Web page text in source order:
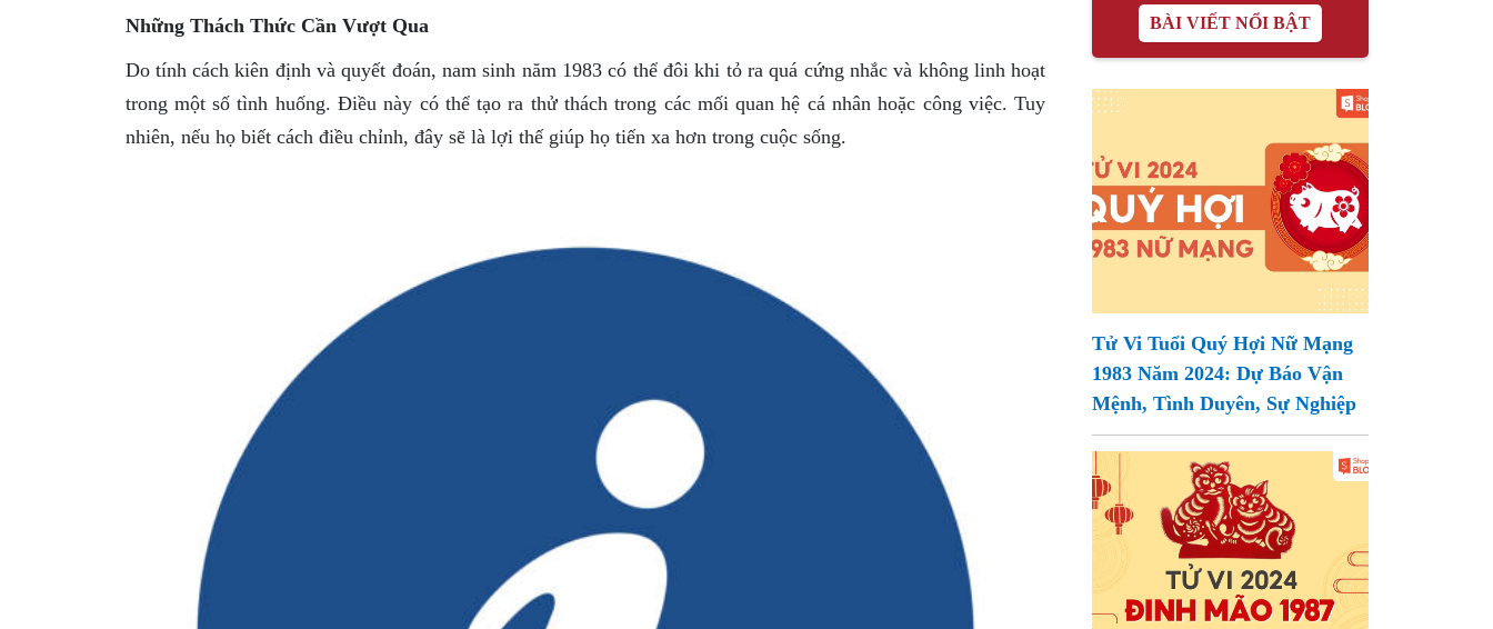
Những Thách Thức Cần Vượt Qua
Do tính cách kiên định và quyết đoán, nam sinh năm 1983 có thể đôi khi tỏ ra quá cứng nhắc và không linh hoạt
trong một số tình huống. Điều này có thể tạo ra thử thách trong các mối quan hệ cá nhân hoặc công việc. Tuy
nhiên, nếu họ biết cách điều chỉnh, đây sẽ là lợi thế giúp họ tiến xa hơn trong cuộc sống.
BÀI VIẾT NỔI BẬT
Tử Vi Tuổi Quý Hợi Nữ Mạng
1983 Năm 2024: Dự Báo Vận
Mệnh, Tình Duyên, Sự Nghiệp